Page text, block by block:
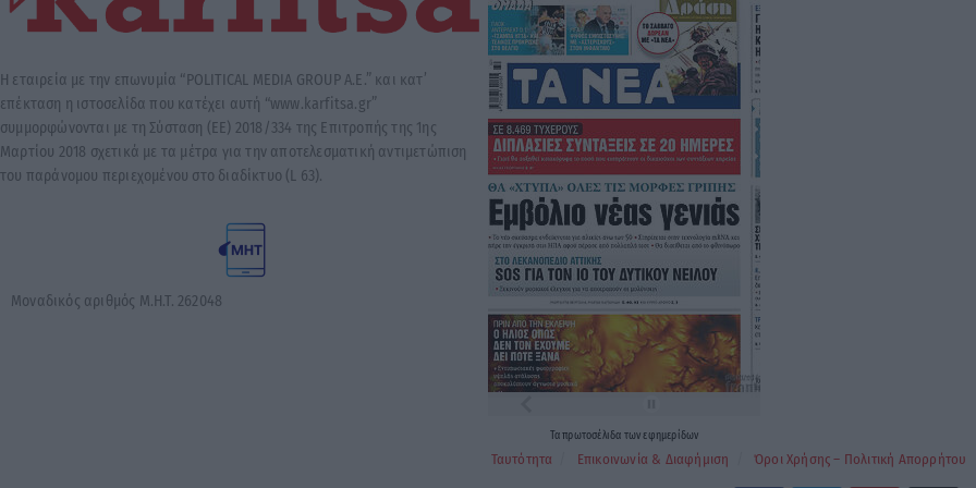
Η εταιρεία με την επωνυμία “POLITICAL MEDIA GROUP A.E.” και κατ’
επέκταση η ιστοσελίδα που κατέχει αυτή “www.karfitsa.gr”
συμμορφώνονται με τη Σύσταση (ΕΕ) 2018/334 της Επιτροπής της 1ης
Μαρτίου 2018 σχετικά με τα μέτρα για την αποτελεσματική αντιμετώπιση
του παράνομου περιεχομένου στο διαδίκτυο (L 63).
Μοναδικός αριθμός Μ.Η.Τ. 262048
Ταπρωτοσέλιδα τωνεφημερίδων
Ταυτότητα Επικοινωνία & Διαφήμιση Όροι Χρήσης – Πολιτική Απορρήτου